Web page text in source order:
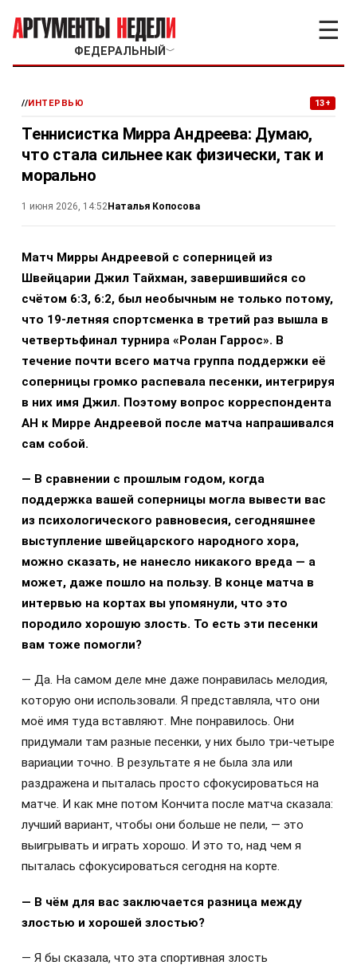
ФЕДЕРАЛЬНЫЙ ﹀
☰
//ИНТЕРВЬЮ 13+
Теннисистка Мирра Андреева: Думаю,
что стала сильнее как физически, так и
морально
1 июня 2026, 14:52Наталья Копосова
Матч Мирры Андреевой с соперницей из
Швейцарии Джил Тайхман, завершившийся со
счётом 6:3, 6:2, был необычным не только потому,
что 19-летняя спортсменка в третий раз вышла в
четвертьфинал турнира «Ролан Гаррос». В
течение почти всего матча группа поддержки её
соперницы громко распевала песенки, интегрируя
в них имя Джил. Поэтому вопрос корреспондента
АН к Мирре Андреевой после матча напрашивался
сам собой.
— В сравнении с прошлым годом, когда
поддержка вашей соперницы могла вывести вас
из психологического равновесия, сегодняшнее
выступление швейцарского народного хора,
можно сказать, не нанесло никакого вреда — а
может, даже пошло на пользу. В конце матча в
интервью на кортах вы упомянули, что это
породило хорошую злость. То есть эти песенки
вам тоже помогли?
— Да. На самом деле мне даже понравилась мелодия,
которую они использовали. Я представляла, что они
моё имя туда вставляют. Мне понравилось. Они
придумали там разные песенки, у них было три-четыре
вариации точно. В результате я не была зла или
раздражена и пыталась просто сфокусироваться на
матче. И как мне потом Кончита после матча сказала:
лучший вариант, чтобы они больше не пели, — это
выигрывать и играть хорошо. И это то, над чем я
пыталась сфокусироваться сегодня на корте.
— В чём для вас заключается разница между
злостью и хорошей злостью?
— Я бы сказала, что эта спортивная злость